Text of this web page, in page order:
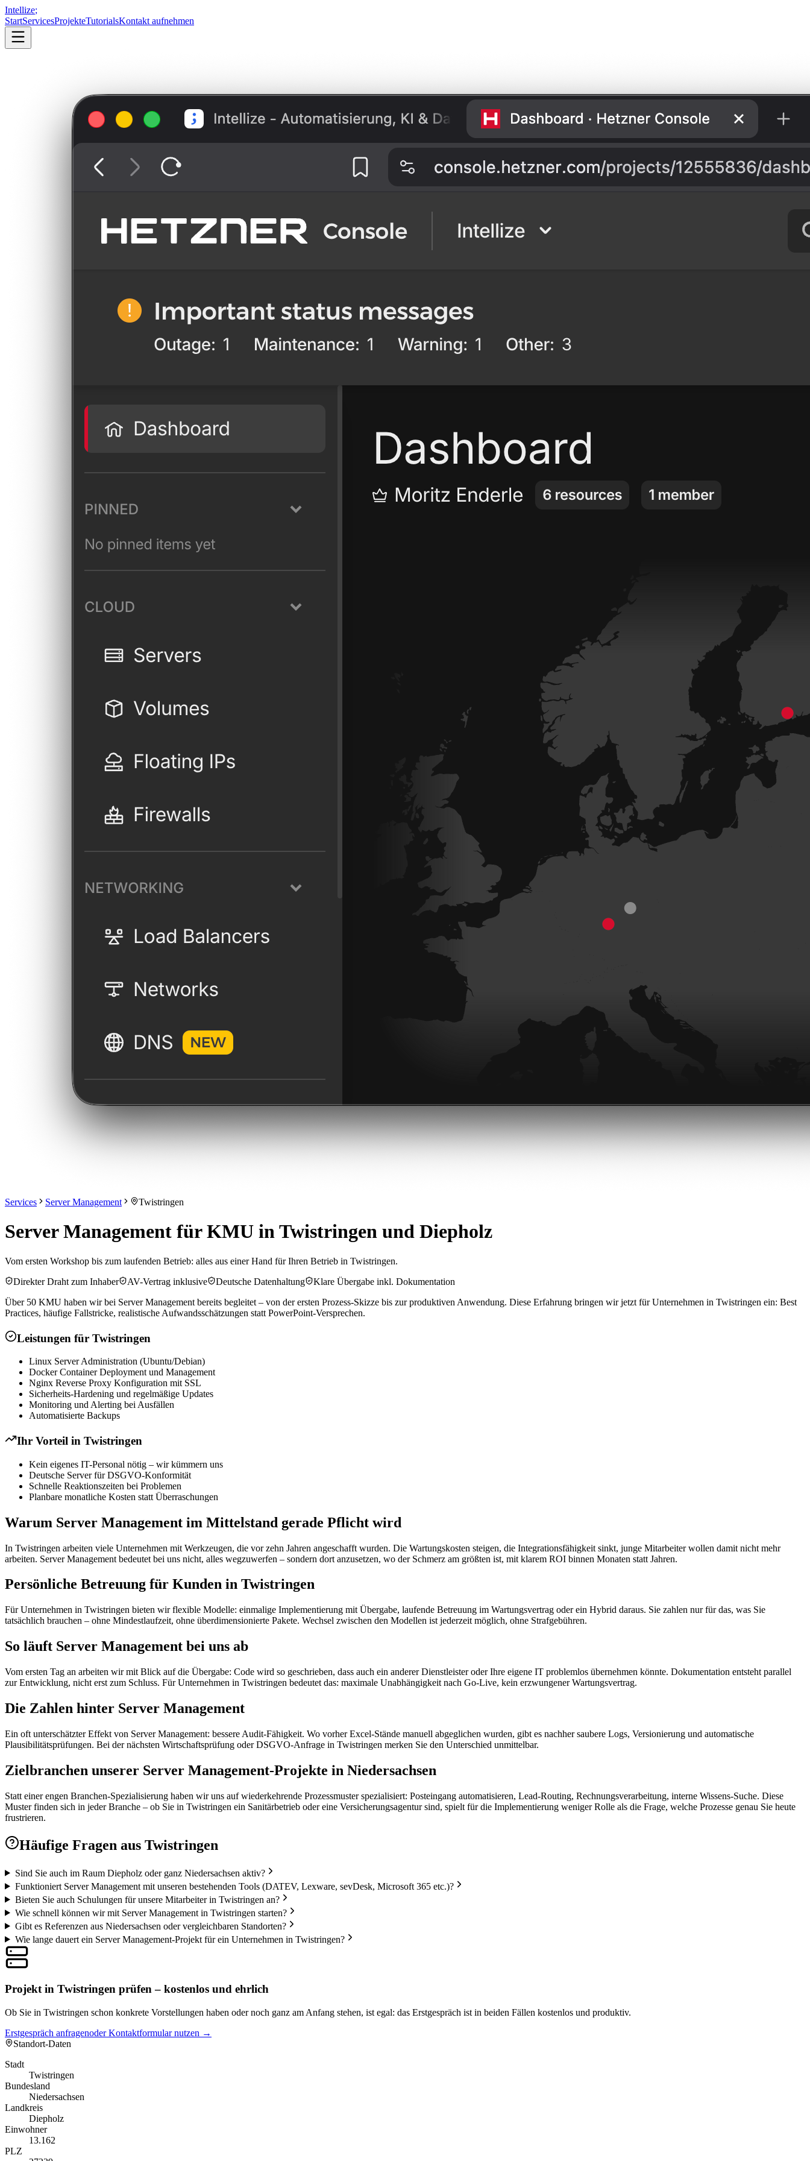
Intellize;
StartServicesProjekteTutorialsKontakt aufnehmen
Services Server Management Twistringen
Server Management für KMU in Twistringen und Diepholz
Vom ersten Workshop bis zum laufenden Betrieb: alles aus einer Hand für Ihren Betrieb in Twistringen.
Direkter Draht zum Inhaber
AV-Vertrag inklusive Deutsche Datenhaltung
Klare Übergabe inkl. Dokumentation
Über 50 KMU haben wir bei Server Management bereits begleitet – von der ersten Prozess-Skizze bis zur produktiven Anwendung. Diese Erfahrung bringen wir jetzt für Unternehmen in Twistringen ein: Best
Practices, häufige Fallstricke, realistische Aufwandsschätzungen statt PowerPoint-Versprechen.
Leistungen für Twistringen
Linux Server Administration (Ubuntu/Debian)
Docker Container Deployment und Management
Nginx Reverse Proxy Konfiguration mit SSL
Sicherheits-Hardening und regelmäßige Updates
Monitoring und Alerting bei Ausfällen
Automatisierte Backups
Ihr Vorteil in Twistringen
Kein eigenes IT-Personal nötig – wir kümmern uns
Deutsche Server für DSGVO-Konformität
Schnelle Reaktionszeiten bei Problemen
Planbare monatliche Kosten statt Überraschungen
Warum Server Management im Mittelstand gerade Pflicht wird
In Twistringen arbeiten viele Unternehmen mit Werkzeugen, die vor zehn Jahren angeschafft wurden. Die Wartungskosten steigen, die Integrationsfähigkeit sinkt, junge Mitarbeiter wollen damit nicht mehr
arbeiten. Server Management bedeutet bei uns nicht, alles wegzuwerfen – sondern dort anzusetzen, wo der Schmerz am größten ist, mit klarem ROI binnen Monaten statt Jahren.
Persönliche Betreuung für Kunden in Twistringen
Für Unternehmen in Twistringen bieten wir flexible Modelle: einmalige Implementierung mit Übergabe, laufende Betreuung im Wartungsvertrag oder ein Hybrid daraus. Sie zahlen nur für das, was Sie
tatsächlich brauchen – ohne Mindestlaufzeit, ohne überdimensionierte Pakete. Wechsel zwischen den Modellen ist jederzeit möglich, ohne Strafgebühren.
So läuft Server Management bei uns ab
Vom ersten Tag an arbeiten wir mit Blick auf die Übergabe: Code wird so geschrieben, dass auch ein anderer Dienstleister oder Ihre eigene IT problemlos übernehmen könnte. Dokumentation entsteht parallel
zur Entwicklung, nicht erst zum Schluss. Für Unternehmen in Twistringen bedeutet das: maximale Unabhängigkeit nach Go-Live, kein erzwungener Wartungsvertrag.
Die Zahlen hinter Server Management
Ein oft unterschätzter Effekt von Server Management: bessere Audit-Fähigkeit. Wo vorher Excel-Stände manuell abgeglichen wurden, gibt es nachher saubere Logs, Versionierung und automatische
Plausibilitätsprüfungen. Bei der nächsten Wirtschaftsprüfung oder DSGVO-Anfrage in Twistringen merken Sie den Unterschied unmittelbar.
Zielbranchen unserer Server Management-Projekte in Niedersachsen
Statt einer engen Branchen-Spezialisierung haben wir uns auf wiederkehrende Prozessmuster spezialisiert: Posteingang automatisieren, Lead-Routing, Rechnungsverarbeitung, interne Wissens-Suche. Diese
Muster finden sich in jeder Branche – ob Sie in Twistringen ein Sanitärbetrieb oder eine Versicherungsagentur sind, spielt für die Implementierung weniger Rolle als die Frage, welche Prozesse genau Sie heute
frustrieren.
Häufige Fragen aus Twistringen
Sind Sie auch im Raum Diepholz oder ganz Niedersachsen aktiv?
Funktioniert Server Management mit unseren bestehenden Tools (DATEV, Lexware, sevDesk, Microsoft 365 etc.)?
Bieten Sie auch Schulungen für unsere Mitarbeiter in Twistringen an?
Wie schnell können wir mit Server Management in Twistringen starten?
Gibt es Referenzen aus Niedersachsen oder vergleichbaren Standorten?
Wie lange dauert ein Server Management-Projekt für ein Unternehmen in Twistringen?
Projekt in Twistringen prüfen – kostenlos und ehrlich
Ob Sie in Twistringen schon konkrete Vorstellungen haben oder noch ganz am Anfang stehen, ist egal: das Erstgespräch ist in beiden Fällen kostenlos und produktiv.
Erstgespräch anfragenoder Kontaktformular nutzen →
Standort-Daten
Stadt
Twistringen
Bundesland
Niedersachsen
Landkreis
Diepholz
Einwohner
13.162
PLZ